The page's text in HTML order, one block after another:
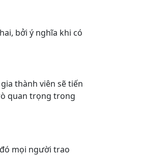
bởi ý nghĩa khi có
thành viên sẽ tiến
quan trọng trong
mọi người trao